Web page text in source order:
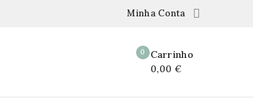
Minha Conta 
0 Carrinho
0,00 €